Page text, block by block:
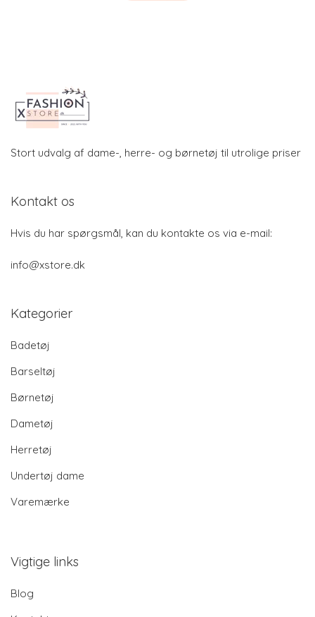
Stort udvalg af dame-, herre- og børnetøj til utrolige priser
Kontakt os
Hvis du har spørgsmål, kan du kontakte os via e-mail:
info@xstore.dk
Kategorier
Badetøj
Barseltøj
Børnetøj
Dametøj
Herretøj
Undertøj dame
Varemærke
Vigtige links
Blog